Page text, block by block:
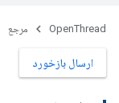
OpenThread مرجع
ارسال بازخورد